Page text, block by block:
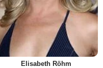
Elisabeth Röhm